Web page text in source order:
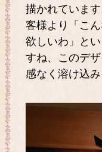
描かれていま
客様より「こ
欲しいわ」と
すね、このデ
感なく溶け込み